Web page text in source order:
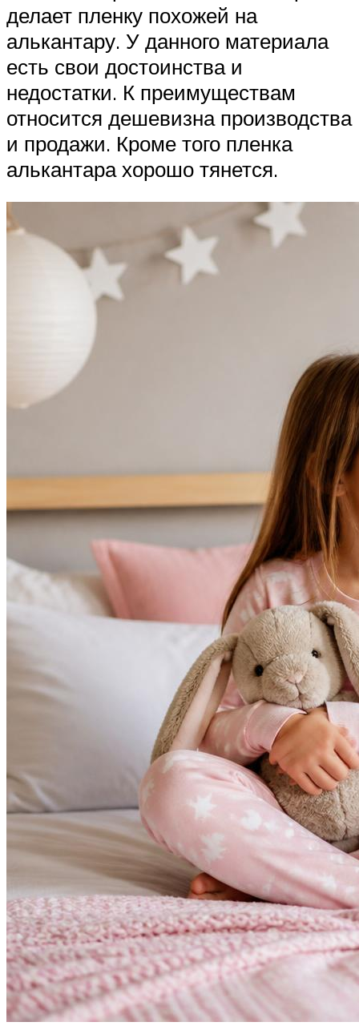
делает пленку похожей на
алькантару. У данного материала
есть свои достоинства и
недостатки. К преимуществам
относится дешевизна производства
и продажи. Кроме того пленка
алькантара хорошо тянется.